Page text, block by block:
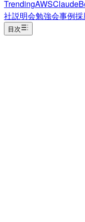
TrendingAWSClaude
社説明会勉強会事例採
目次